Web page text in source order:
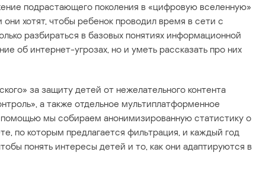
подрастающего поколения в «цифровую вселенную»
хотят, чтобы ребенок проводил время в сети с
разбираться в базовых понятиях информационной
об интернет-угрозах, но и уметь рассказать про них
за защиту детей от нежелательного контента
а также отдельное мультиплатформенное
мы собираем анонимизированную статистику о
по которым предлагается фильтрация, и каждый год
понять интересы детей и то, как они адаптируются в